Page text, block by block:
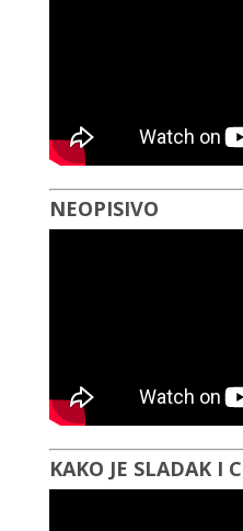
NEOPISIVO
KAKO JE SLADAK I